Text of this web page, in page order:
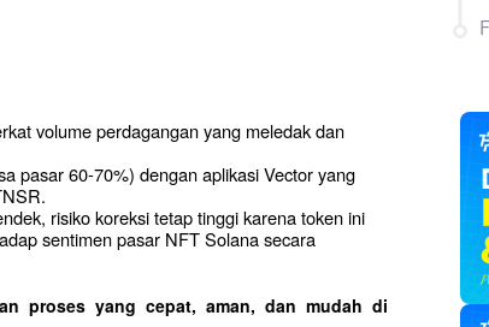
volume perdagangan yang meledak dan
pasar 60-70%) dengan aplikasi Vector yang
risiko koreksi tetap tinggi karena token ini
sentimen pasar NFT Solana secara
proses yang cepat, aman, dan mudah di